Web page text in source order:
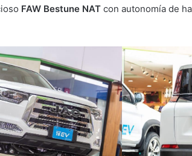
FAW Bestune NAT con autonomía de